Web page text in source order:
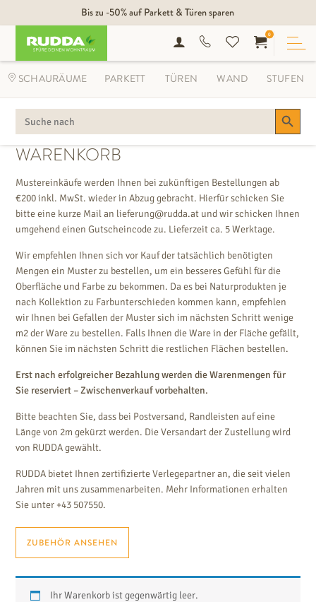
Bis zu -50% auf Parkett & Türen sparen
SEARCH
FOR:
Search Button
0
SCHAURÄUME PARKETT TÜREN WAND STUFEN
WARENKORB
Mustereinkäufe werden Ihnen bei zukünftigen Bestellungen ab
€200 inkl. MwSt. wieder in Abzug gebracht. Hierfür schicken Sie
bitte eine kurze Mail an lieferung@rudda.at und wir schicken Ihnen
umgehend einen Gutscheincode zu. Lieferzeit ca. 5 Werktage.
Wir empfehlen Ihnen sich vor Kauf der tatsächlich benötigten
Mengen ein Muster zu bestellen, um ein besseres Gefühl für die
Oberfläche und Farbe zu bekommen. Da es bei Naturprodukten je
nach Kollektion zu Farbunterschieden kommen kann, empfehlen
wir Ihnen bei Gefallen der Muster sich im nächsten Schritt wenige
m2 der Ware zu bestellen. Falls Ihnen die Ware in der Fläche gefällt,
können Sie im nächsten Schritt die restlichen Flächen bestellen.
Erst nach erfolgreicher Bezahlung werden die Warenmengen für
Sie reserviert – Zwischenverkauf vorbehalten.
Bitte beachten Sie, dass bei Postversand, Randleisten auf eine
Länge von 2m gekürzt werden. Die Versandart der Zustellung wird
von RUDDA gewählt.
RUDDA bietet Ihnen zertifizierte Verlegepartner an, die seit vielen
Jahren mit uns zusammenarbeiten. Mehr Informationen erhalten
Sie unter +43 507550.
ZUBEHÖR ANSEHEN
Ihr Warenkorb ist gegenwärtig leer.